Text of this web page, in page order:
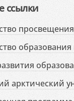
ссылки
арктический